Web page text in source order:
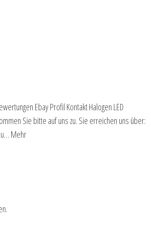
Ebay Profil Kontakt Halogen LED
Sie bitte auf uns zu. Sie erreichen uns über:
Mehr